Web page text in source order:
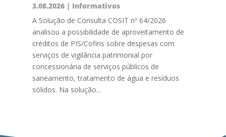
3.08.2026| Informativos
A Solução de Consulta COSIT nº 64/2026
analisou a possibilidade de aproveitamento de
créditos de PIS/Cofins sobre despesas com
serviços de vigilância patrimonial por
concessionária de serviços públicos de
saneamento, tratamento de água e resíduos
sólidos. Na solução...